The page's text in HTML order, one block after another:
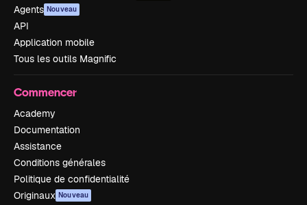
Agents Nouveau
API
Application mobile
Tous les outils Magnific
Commencer
Academy
Documentation
Assistance
Conditions générales
Politique de confidentialité
Originaux Nouveau